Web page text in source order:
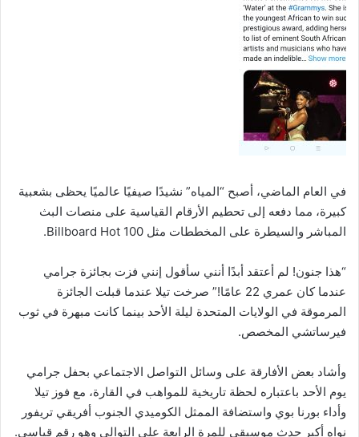
في العام الماضي، أصبح “المياه” نشيدًا صيفيًا عالميًا يحظى بشعبية
كبيرة، مما دفعه إلى تحطيم الأرقام القياسية على منصات البث
المباشر والسيطرة على المخططات مثل Billboard Hot 100.
“هذا جنون! لم أعتقد أبدًا أنني سأقول إنني فزت بجائزة جرامي
عندما كان عمري 22 عامًا!” صرخت تيلا عندما قبلت الجائزة
المرموقة في الولايات المتحدة ليلة الأحد بينما كانت مبهرة في ثوب
فيرساتشي المخصص.
وأشاد بعض الأفارقة على وسائل التواصل الاجتماعي بحفل جرامي
يوم الأحد باعتباره لحظة تاريخية للمواهب في القارة، مع فوز تيلا
وأداء بورنا بوي واستضافة الممثل الكوميدي الجنوب أفريقي تريفور
نواه أكبر حدث موسيقي للمرة الرابعة على التوالي وهو رقم قياسي.